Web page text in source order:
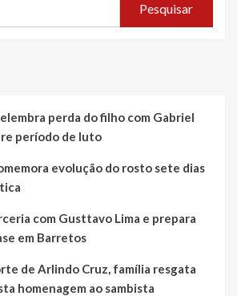
Pesquisar
perda do filho com Gabriel
período de luto
evolução do rosto sete dias
com Gusttavo Lima e prepara
em Barretos
de Arlindo Cruz, família resgata
homenagem ao sambista